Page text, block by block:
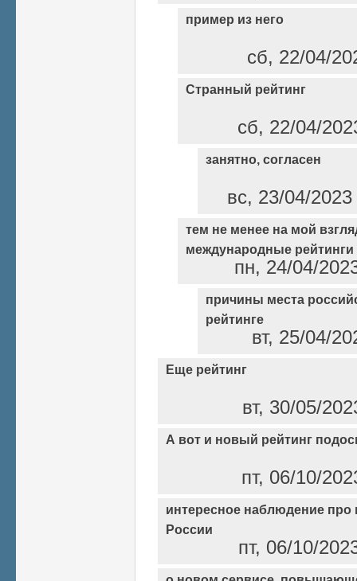
пример из него
сб, 22/04/
Странный рейтинг
сб, 22/04/
занятно, согласен
вс, 23/04/
тем не менее на мой
международные рейтинги
пн, 24/04/
причины места
рейтинге
вт, 25/04/
Еще рейтинг
вт, 30/05/
А вот и новый рейтинг
пт, 06/10/
интересное наблюдение про
России
пт, 06/10/